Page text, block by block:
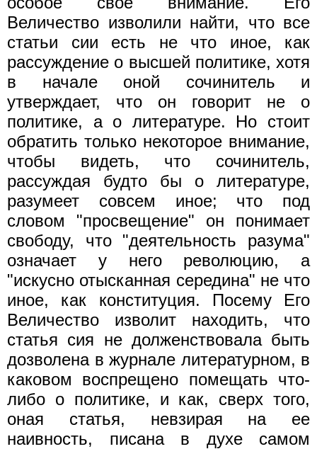
Величество изволили найти, что все
статьи сии есть не что иное, как
рассуждение о высшей политике, хотя
в начале оной сочинитель и
утверждает, что он говорит не о
политике, а о литературе. Но стоит
обратить только некоторое внимание,
чтобы видеть, что сочинитель,
рассуждая будто бы о литературе,
разумеет совсем иное; что под
словом "просвещение" он понимает
свободу, что "деятельность разума"
означает у него революцию, а
"искусно отысканная середина" не что
иное, как конституция. Посему Его
Величество изволит находить, что
статья сия не долженствовала быть
дозволена в журнале литературном, в
каковом воспрещено помещать что-
либо о политике, и как, сверх того,
оная статья, невзирая на ее
наивность, писана в духе самом